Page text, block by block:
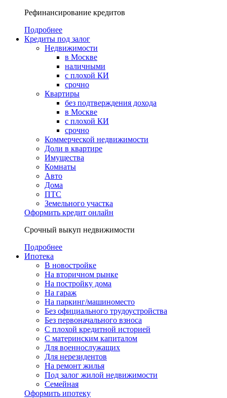
Рефинансирование кредитов
Подробнее
Кредиты под залог
Недвижимости
в Москве
наличными
с плохой КИ
срочно
Квартиры
без подтверждения дохода
в Москве
с плохой КИ
срочно
Коммерческой недвижимости
Доли в квартире
Имущества
Комнаты
Авто
Дома
ПТС
Земельного участка
Оформить кредит онлайн
Срочный выкуп недвижимости
Подробнее
Ипотека
В новостройке
На вторичном рынке
На постройку дома
На гараж
На паркинг/машиноместо
Без официального трудоустройства
Без первоначального взноса
С плохой кредитной историей
С материнским капиталом
Для военнослужащих
Для нерезидентов
На ремонт жилья
Под залог жилой недвижимости
Семейная
Оформить ипотеку